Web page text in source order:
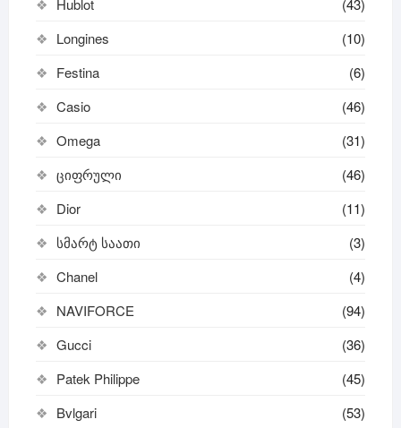
Hublot
(43)
Longines
(10)
Festina
(6)
Casio
(46)
Omega
(31)
ციფრული
(46)
Dior
(11)
სმარტ საათი
(3)
Chanel
(4)
NAVIFORCE
(94)
Gucci
(36)
Patek Philippe
(45)
Bvlgari
(53)